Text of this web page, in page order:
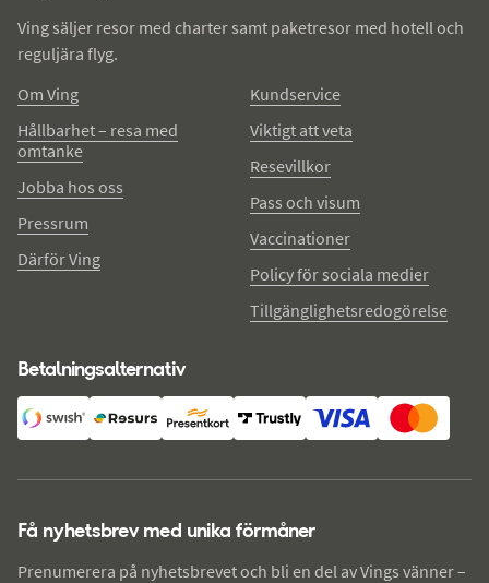
Ving säljer resor med charter samt paketresor med hotell och
reguljära flyg.
Om Ving
Hållbarhet – resa med
omtanke
Jobba hos oss
Pressrum
Därför Ving
Kundservice
Viktigt att veta
Resevillkor
Pass och visum
Vaccinationer
Policy för sociala medier
Tillgänglighetsredogörelse
Betalningsalternativ
Få nyhetsbrev med unika förmåner
Prenumerera på nyhetsbrevet och bli en del av Vings vänner –